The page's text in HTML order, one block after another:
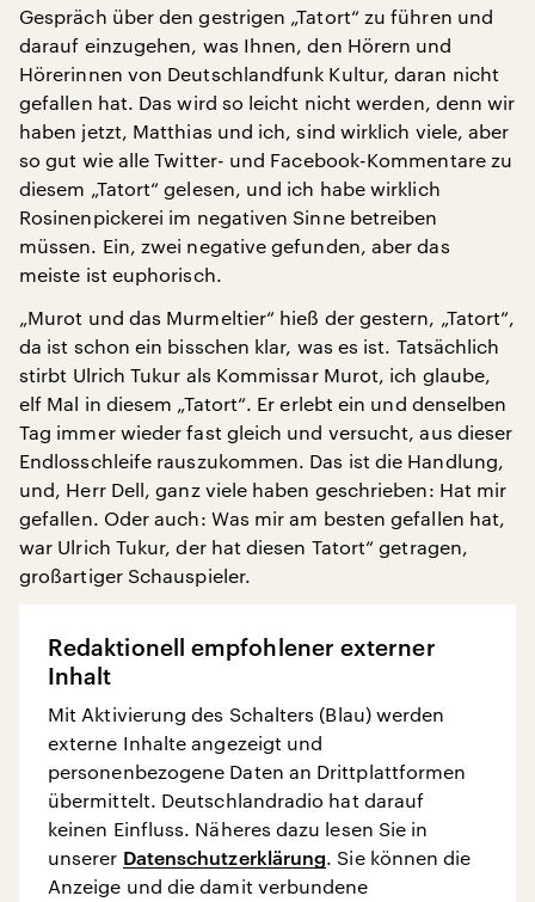
Gespräch über den gestrigen „Tatort“ zu führen und
darauf einzugehen, was Ihnen, den Hörern und
Hörerinnen von Deutschlandfunk Kultur, daran nicht
gefallen hat. Das wird so leicht nicht werden, denn wir
haben jetzt, Matthias und ich, sind wirklich viele, aber
so gut wie alle Twitter- und Facebook-Kommentare zu
diesem „Tatort“ gelesen, und ich habe wirklich
Rosinenpickerei im negativen Sinne betreiben
müssen. Ein, zwei negative gefunden, aber das
meiste ist euphorisch.
„Murot und das Murmeltier“ hieß der gestern, „Tatort“,
da ist schon ein bisschen klar, was es ist. Tatsächlich
stirbt Ulrich Tukur als Kommissar Murot, ich glaube,
elf Mal in diesem „Tatort“. Er erlebt ein und denselben
Tag immer wieder fast gleich und versucht, aus dieser
Endlosschleife rauszukommen. Das ist die Handlung,
und, Herr Dell, ganz viele haben geschrieben: Hat mir
gefallen. Oder auch: Was mir am besten gefallen hat,
war Ulrich Tukur, der hat diesen Tatort“ getragen,
großartiger Schauspieler.
Redaktionell empfohlener externer
Inhalt
Mit Aktivierung des Schalters (Blau) werden
externe Inhalte angezeigt und
personenbezogene Daten an Drittplattformen
übermittelt. Deutschlandradio hat darauf
keinen Einfluss. Näheres dazu lesen Sie in
unserer Datenschutzerklärung. Sie können die
Anzeige und die damit verbundene